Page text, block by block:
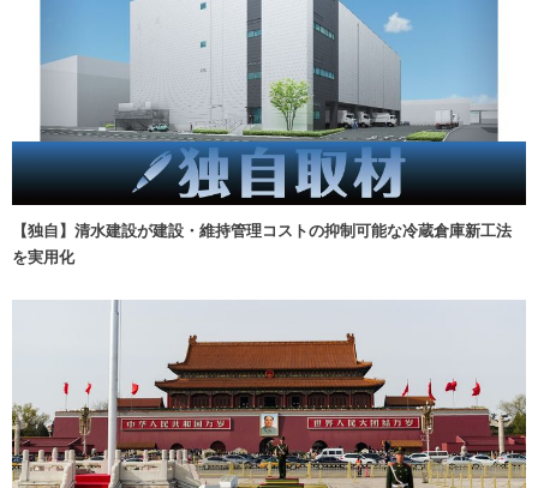
【独自】清水建設が建設・維持管理コストの抑制可能な冷蔵倉庫新工法
を実用化